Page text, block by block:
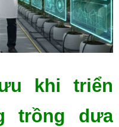
khi triển
trồng dưa